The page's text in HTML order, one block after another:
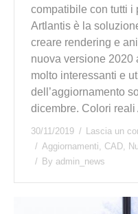
compatibile con tutti i
Artlantis è la
creare rendering e
nuova versione 2020
molto interessanti e
dell’aggiornamento
dicembre. Colori
30/11/2019
Lascia un
Aggiornamenti, CAD,
By admin_news